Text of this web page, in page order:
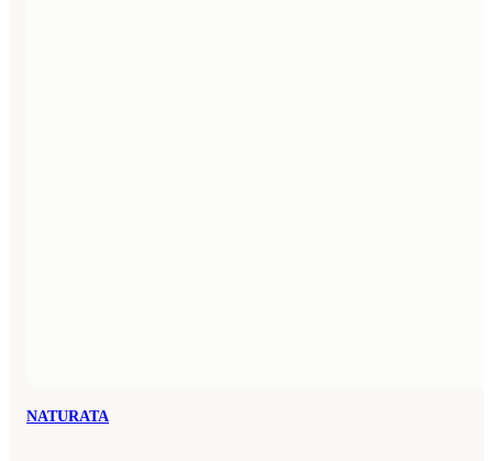
NATURATA